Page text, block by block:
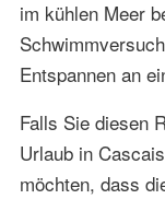
im kühlen Meer
Entspannen an
Falls Sie diesen
Urlaub in
möchten, dass